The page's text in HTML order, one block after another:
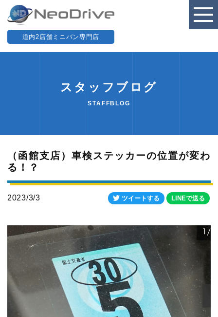
道内2店舗ミニバン専門店
スタッフブログ
STAFFBLOG
（函館支店）車検ステッカーの位置が変わ
る！？
2023/3/3 ツイートする LINEで送る